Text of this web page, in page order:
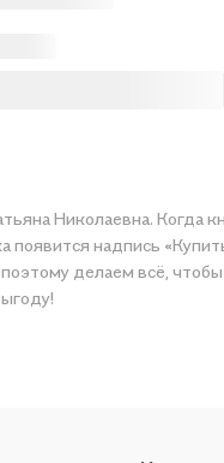
Николаевна. Когда
надпись
делаем всё,